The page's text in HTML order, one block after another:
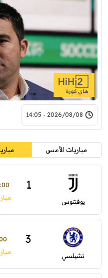
2026/08/08 - 14:05
مباريات الأمس
يوفنتوس
1
تشيلسي
3